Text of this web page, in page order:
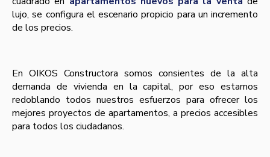
lujo, se configura el escenario propicio para un incremento
de los precios.
En OIKOS Constructora somos consientes de la alta
demanda de vivienda en la capital, por eso estamos
redoblando todos nuestros esfuerzos para ofrecer los
mejores proyectos de apartamentos, a precios accesibles
para todos los ciudadanos.